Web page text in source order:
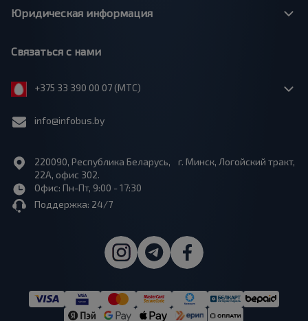
Юридическая информация
Связаться с нами
+375 33 390 00 07 (МТС)
info@infobus.by
220090, Республика Беларусь, г. Минск, Логойский тракт,
22А, офис 302.
Офис: Пн-Пт, 9:00 - 17:30
Поддержка: 24/7